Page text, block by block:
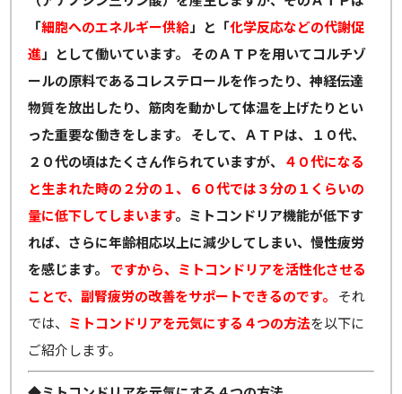
「細胞へのエネルギー供給」と「化学反応などの代謝促
進」として働いています。
そのＡＴＰを用いてコルチゾ
ールの原料であるコレステロールを作ったり、神経伝達
物質を放出したり、筋肉を動かして体温を上げたりとい
った重要な働きをします。
そして、ＡＴＰは、１０代、
２０代の頃はたくさん作られていますが、
４０代になる
と生まれた時の２分の１、６０代では３分の１くらいの
量に低下してしまいます。ミトコンドリア機能が低下す
れば、さらに年齢相応以上に減少してしまい、慢性疲労
を感じます。
ですから、ミトコンドリアを活性化させる
ことで、副腎疲労の改善をサポートできるのです。
それ
では、 ミトコンドリアを元気にする４つの方法を以下に
ご紹介します。